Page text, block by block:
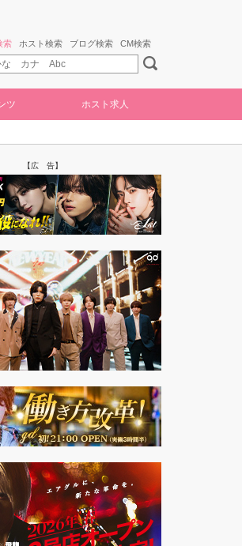
索 ホスト検索 ブログ検索 CM検索
ツ ホスト求人
【広 告】